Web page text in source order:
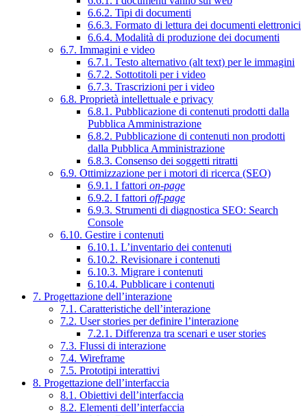
6.6.2. Tipi di documenti
6.6.3. Formato di lettura dei documenti elettronici
6.6.4. Modalità di produzione dei documenti
6.7. Immagini e video
6.7.1. Testo alternativo (alt text) per le immagini
6.7.2. Sottotitoli per i video
6.7.3. Trascrizioni per i video
6.8. Proprietà intellettuale e privacy
6.8.1. Pubblicazione di contenuti prodotti dalla
Pubblica Amministrazione
6.8.2. Pubblicazione di contenuti non prodotti
dalla Pubblica Amministrazione
6.8.3. Consenso dei soggetti ritratti
6.9. Ottimizzazione per i motori di ricerca (SEO)
6.9.1. I fattori on-page
6.9.2. I fattori off-page
6.9.3. Strumenti di diagnostica SEO: Search
Console
6.10. Gestire i contenuti
6.10.1. L’inventario dei contenuti
6.10.2. Revisionare i contenuti
6.10.3. Migrare i contenuti
6.10.4. Pubblicare i contenuti
7. Progettazione dell’interazione
7.1. Caratteristiche dell’interazione
7.2. User stories per definire l’interazione
7.2.1. Differenza tra scenari e user stories
7.3. Flussi di interazione
7.4. Wireframe
7.5. Prototipi interattivi
8. Progettazione dell’interfaccia
8.1. Obiettivi dell’interfaccia
8.2. Elementi dell’interfaccia